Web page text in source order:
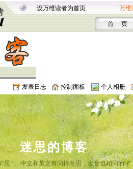
设万维读者为首页 万维
首 页
发表日志 控制面板 个人相册
迷思的博客
“思” 。中文和英文有同样意思，发音也相同的字